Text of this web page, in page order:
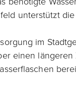
unterstützt
im
einen